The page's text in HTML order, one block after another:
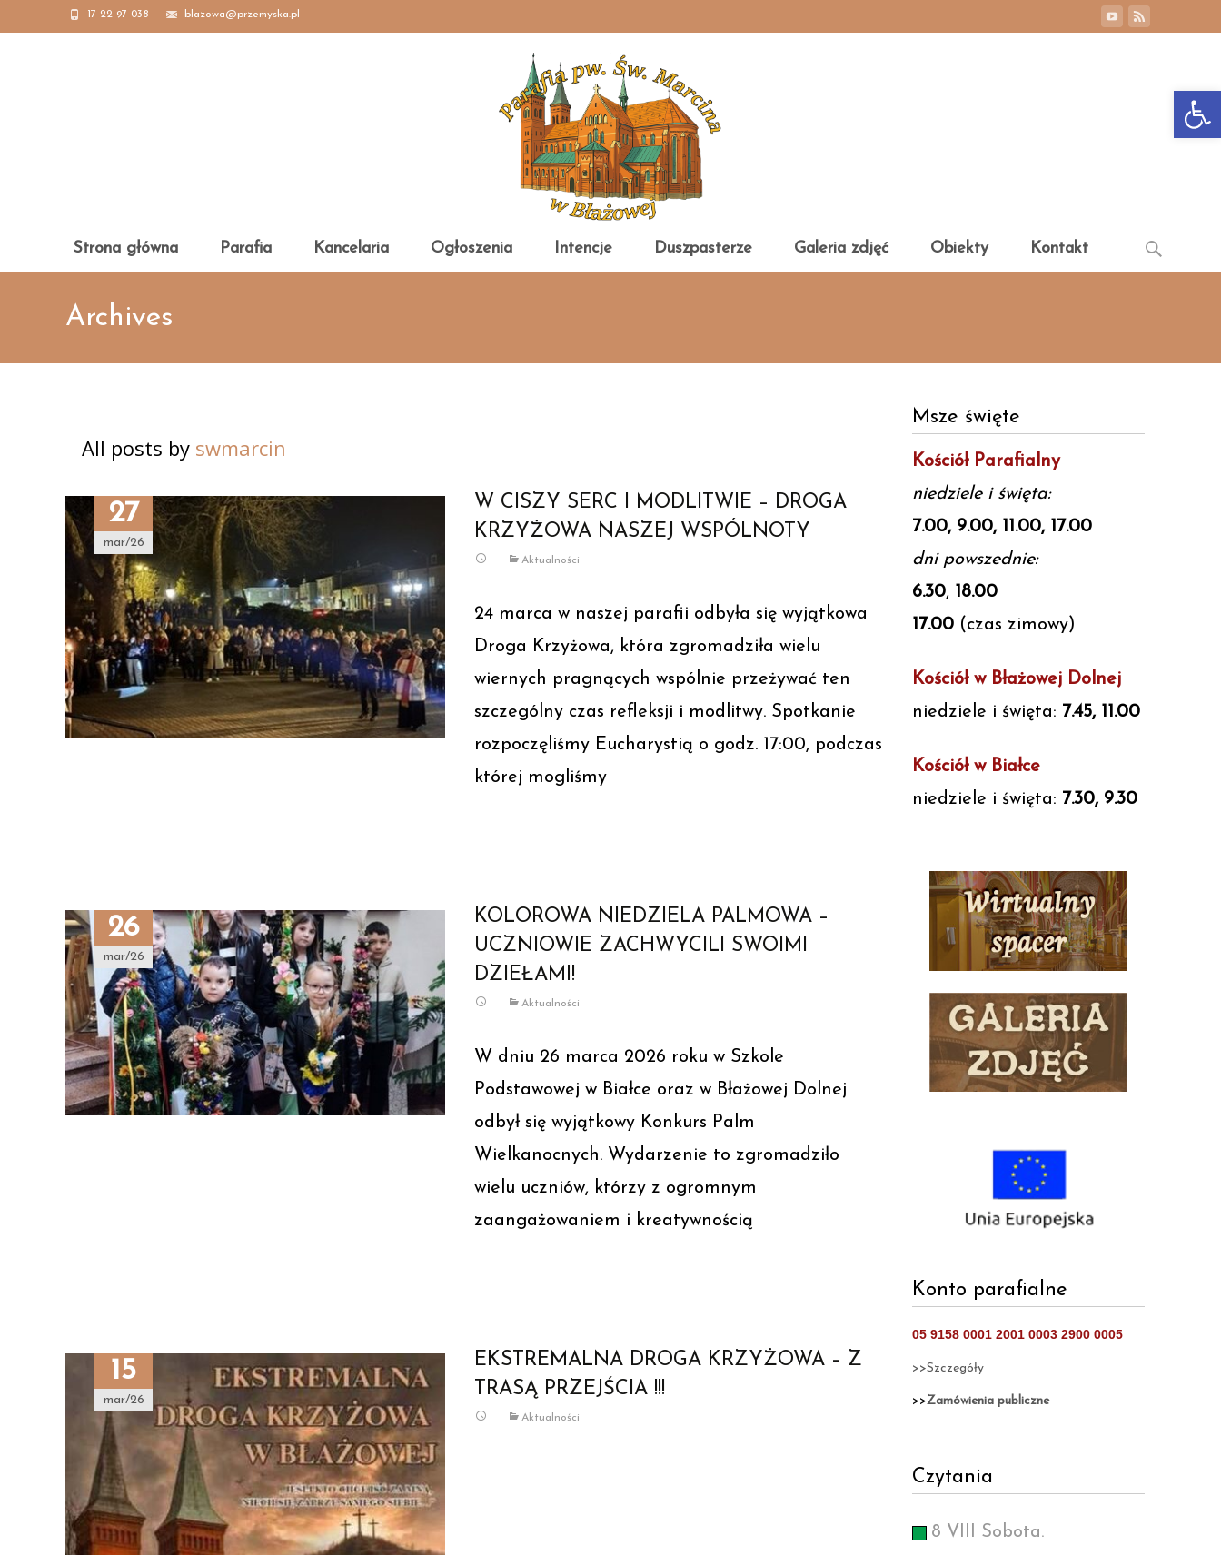
17 22 97 038 blazowa@przemyska.pl
Skip
to
content
Strona główna Parafia Kancelaria Ogłoszenia Intencje Duszpasterze Galeria zdjęć Obiekty Kontakt
Search
for:
Archives
All posts by swmarcin
27
mar/26
W CISZY SERC I MODLITWIE – DROGA
KRZYŻOWA NASZEJ WSPÓLNOTY
Aktualności
24 marca w naszej parafii odbyła się wyjątkowa
Droga Krzyżowa, która zgromadziła wielu
wiernych pragnących wspólnie przeżywać ten
szczególny czas refleksji i modlitwy. Spotkanie
rozpoczęliśmy Eucharystią o godz. 17:00, podczas
której mogliśmy
26
mar/26
KOLOROWA NIEDZIELA PALMOWA –
UCZNIOWIE ZACHWYCILI SWOIMI
DZIEŁAMI!
Aktualności
W dniu 26 marca 2026 roku w Szkole
Podstawowej w Białce oraz w Błażowej Dolnej
odbył się wyjątkowy Konkurs Palm
Wielkanocnych. Wydarzenie to zgromadziło
wielu uczniów, którzy z ogromnym
zaangażowaniem i kreatywnością
15
mar/26
EKSTREMALNA DROGA KRZYŻOWA – Z
TRASĄ PRZEJŚCIA !!!
Aktualności
Msze święte
Kościół Parafialny
niedziele i święta:
7.00, 9.00, 11.00, 17.00
dni powszednie:
6.30, 18.00
17.00 (czas zimowy)
Kościół w Błażowej Dolnej
niedziele i święta: 7.45, 11.00
Kościół w Białce
niedziele i święta: 7.30, 9.30
Konto parafialne
05 9158 0001 2001 0003 2900 0005
>>Szczegóły
>>Zamówienia publiczne
Czytania
8 VIII Sobota.